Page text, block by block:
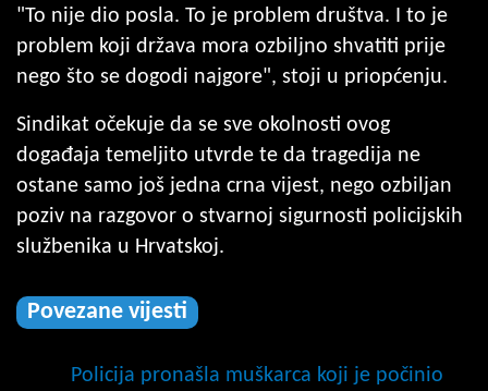
"To nije dio posla. To je problem društva. I to je
problem koji država mora ozbiljno shvatiti prije
nego što se dogodi najgore", stoji u priopćenju.
Sindikat očekuje da se sve okolnosti ovog
događaja temeljito utvrde te da tragedija ne
ostane samo još jedna crna vijest, nego ozbiljan
poziv na razgovor o stvarnoj sigurnosti policijskih
službenika u Hrvatskoj.
Povezane vijesti
Policija pronašla muškarca koji je počinio